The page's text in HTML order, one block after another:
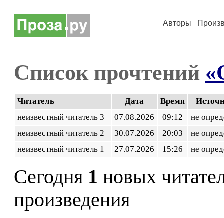
Авторы
Список прочтений
Читатель Дата Время
неизвестный читатель 3
07.08.2026 09:12
не
неизвестный читатель 2
30.07.2026 20:03
не
неизвестный читатель 1
27.07.2026 15:26 не
Сегодня 1 новых
произведения